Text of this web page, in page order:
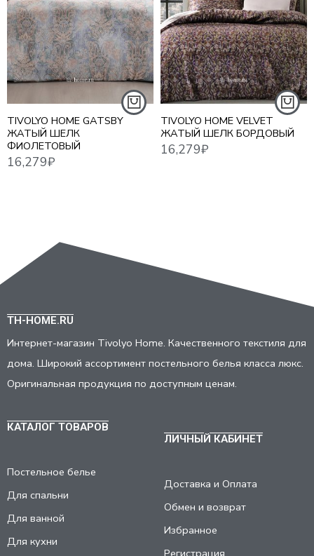
TIVOLYO HOME GATSBY
ЖАТЫЙ ШЕЛК
ФИОЛЕТОВЫЙ
16,279₽
TIVOLYO HOME VELVET
ЖАТЫЙ ШЕЛК БОРДОВЫЙ
16,279₽
TH-HOME.RU
Интернет-магазин Tivolyo Home. Качественного текстиля для
дома. Широкий ассортимент постельного белья класса люкс.
Оригинальная продукция по доступным ценам.
КАТАЛОГ ТОВАРОВ
Постельное белье
Для спальни
Для ванной
Для кухни
ЛИЧНЫЙ КАБИНЕТ
Доставка и Оплата
Обмен и возврат
Избранное
Регистрация